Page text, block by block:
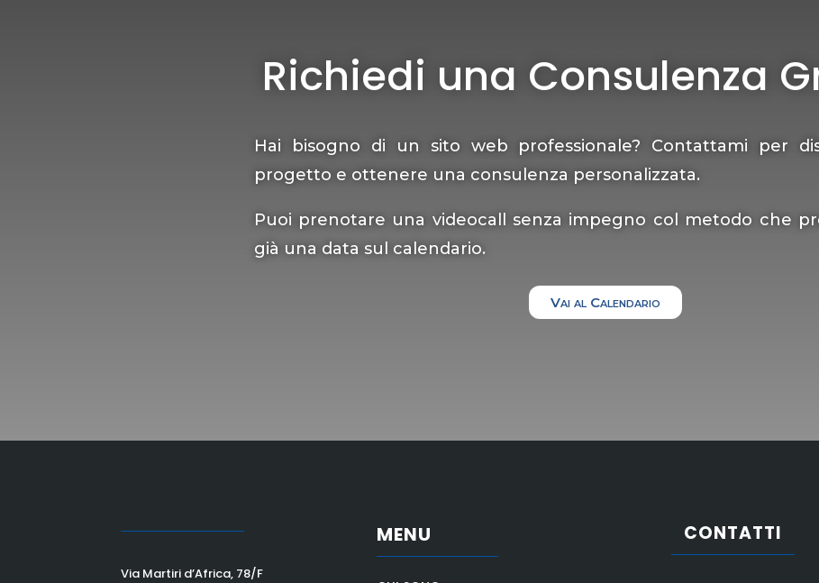
Richiedi una Consulenza
Hai bisogno di un sito web professionale? Contattami per
progetto e ottenere una consulenza personalizzata.
Puoi prenotare una videocall senza impegno col metodo che
già una data sul calendario.
Vai al Calendario
Via Martiri d’Africa, 78/F
MENU CONTATTI